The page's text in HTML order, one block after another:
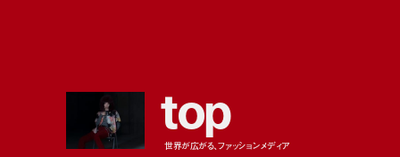
top
世界が広がる、ファッションメディア